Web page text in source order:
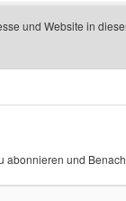
und Website in
abonnieren und